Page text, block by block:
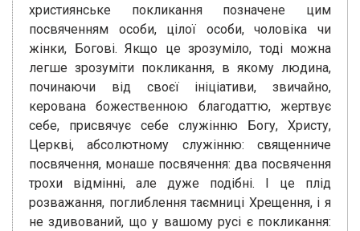
християнське покликання позначене цим
посвяченням особи, цілої особи, чоловіка чи
жінки, Богові. Якщо це зрозуміло, тоді можна
легше зрозуміти покликання, в якому людина,
починаючи від своєї ініціативи, звичайно,
керована божественною благодаттю, жертвує
себе, присвячує себе служінню Богу, Христу,
Церкві, абсолютному служінню: священниче
посвячення, монаше посвячення: два посвячення
трохи відмінні, але дуже подібні. І це плід
розважання, поглиблення таємниці Хрещення, і я
не здивований, що у вашому русі є покликання: